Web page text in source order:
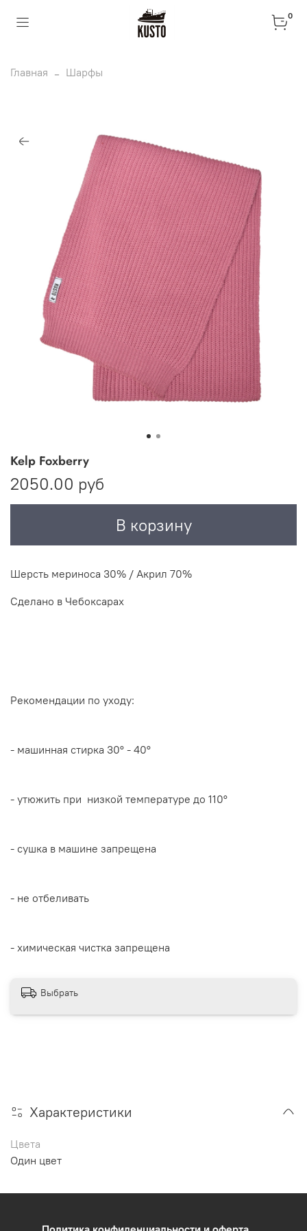
0
Главная Шарфы
Kelp Foxberry
2050.00 руб
В корзину
Шерсть мериноса 30% / Акрил 70%
Сделано в Чебоксарах
Рекомендации по уходу:
- машинная стирка 30° - 40°
- утюжить при низкой температуре до 110°
- сушка в машине запрещена
- не отбеливать
- химическая чистка запрещена
Выбрать
Характеристики
Цвета
Один цвет